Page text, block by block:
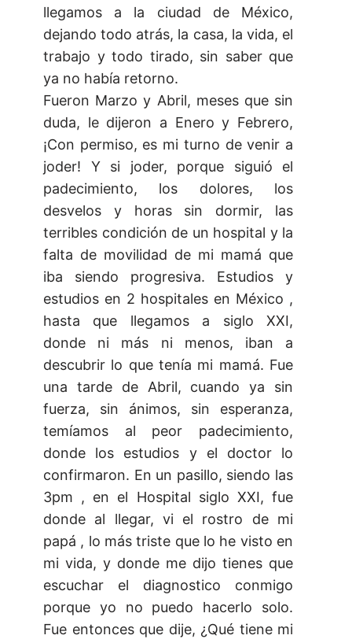
llegamos a la ciudad de México,
dejando todo atrás, la casa, la vida, el
trabajo y todo tirado, sin saber que
ya no había retorno.
Fueron Marzo y Abril, meses que sin
duda, le dijeron a Enero y Febrero,
¡Con permiso, es mi turno de venir a
joder! Y si joder, porque siguió el
padecimiento, los dolores, los
desvelos y horas sin dormir, las
terribles condición de un hospital y la
falta de movilidad de mi mamá que
iba siendo progresiva. Estudios y
estudios en 2 hospitales en México ,
hasta que llegamos a siglo XXI,
donde ni más ni menos, iban a
descubrir lo que tenía mi mamá. Fue
una tarde de Abril, cuando ya sin
fuerza, sin ánimos, sin esperanza,
temíamos al peor padecimiento,
donde los estudios y el doctor lo
confirmaron. En un pasillo, siendo las
3pm , en el Hospital siglo XXI, fue
donde al llegar, vi el rostro de mi
papá , lo más triste que lo he visto en
mi vida, y donde me dijo tienes que
escuchar el diagnostico conmigo
porque yo no puedo hacerlo solo.
Fue entonces que dije, ¿Qué tiene mi